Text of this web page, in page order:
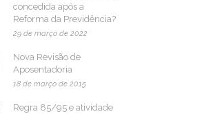
concedida após a
Reforma da Previdência?
29 de março de 2022
Nova Revisão de
Aposentadoria
18 de março de 2015
Regra 85/95 e atividade